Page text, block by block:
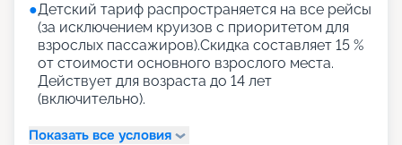
●Детский тариф распространяется на все рейсы
(за исключением круизов с приоритетом для
взрослых пассажиров).Скидка составляет 15 %
от стоимости основного взрослого места.
Действует для возраста до 14 лет
(включительно).
Показать все условия